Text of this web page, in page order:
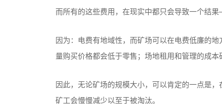
而所有的这些费用，在现实中都只会导致一个结
因为：电费有地域性，而矿场可以在电费低廉的
量购买价格都会低于零售；场地租用和管理的成
因此，无论矿场的规模大小，可以肯定的一点是
矿工会慢慢减少以至于被淘汰。